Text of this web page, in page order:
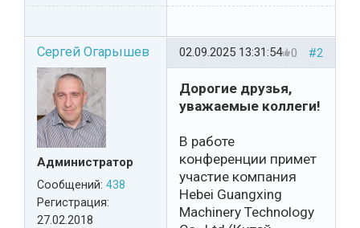
Сергей Огарышев
Администратор
Сообщений: 438
Регистрация:
27.02.2018
#2
0
02.09.2025 13:31:54
Дорогие друзья,
уважаемые коллеги!
В работе
конференции примет
участие компания
Hebei Guangxing
Machinery Technology